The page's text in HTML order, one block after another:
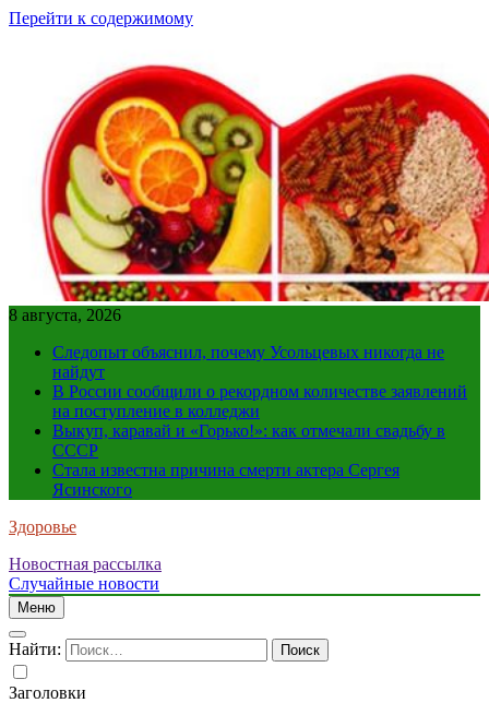
Перейти к содержимому
8 августа, 2026
Следопыт объяснил, почему Усольцевых никогда не
найдут
В России сообщили о рекордном количестве заявлений
на поступление в колледжи
Выкуп, каравай и «Горько!»: как отмечали свадьбу в
СССР
Стала известна причина смерти актера Сергея
Ясинского
Здоровье
Новостная рассылка
Случайные новости
Меню
Найти:
Заголовки